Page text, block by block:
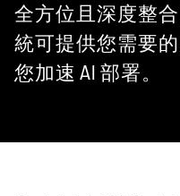
全方位且深度整
統可提供您需要
您加速 AI 部署。